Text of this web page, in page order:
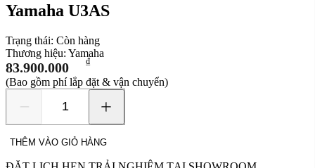
Yamaha U3AS
Trạng thái: Còn hàng
Thương hiệu: Yamaha
83.900.000 ₫
(Bao gồm phí lắp đặt & vận chuyển)
U3AS
số
lượng
THÊM VÀO GIỎ HÀNG